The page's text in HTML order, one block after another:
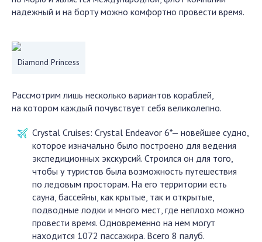
надежный и на борту можно комфортно провести время.
Diamond Princess
Рассмотрим лишь несколько вариантов кораблей,
на котором каждый почувствует себя великолепно.
Crystal Cruises: Crystal Endeavor 6*— новейшее судно,
которое изначально было построено для ведения
экспедиционных экскурсий. Строился он для того,
чтобы у туристов была возможность путешествия
по ледовым просторам. На его территории есть
сауна, бассейны, как крытые, так и открытые,
подводные лодки и много мест, где неплохо можно
провести время. Одновременно на нем могут
находится 1072 пассажира. Всего 8 палуб.